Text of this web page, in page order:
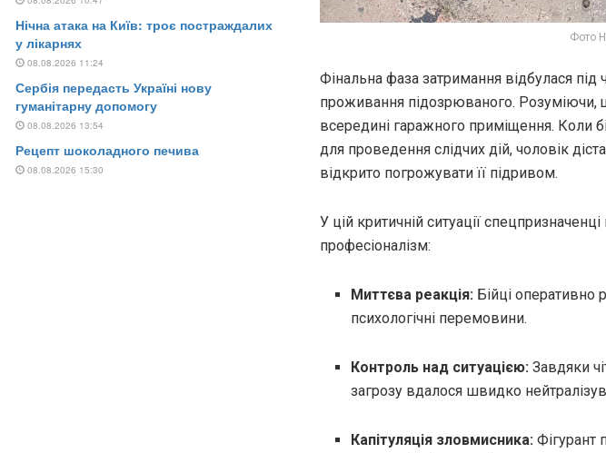
Фото
Фінальна фаза затримання відбулася
проживання підозрюваного. Розуміючи,
всередині гаражного приміщення. Коли
для проведення слідчих дій, чоловік
відкрито погрожувати її підривом.
У цій критичній ситуації
професіоналізм:
Миттєва реакція: Бійці
психологічні перемовини.
Контроль над ситуацією: Завдяки
загрозу вдалося швидко
Капітуляція зловмисника: Фігурант